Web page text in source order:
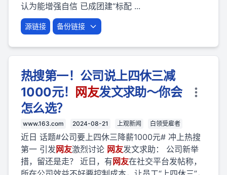
认为能增强自信 已成团建“标配 ...
源链接 备份链接
热搜第一！公司说上四休三减
1000元！
网友发文求助～你会
怎么选？
www.163.com 2024-08-21 上观新闻 白领受雇者
近日 话题#公司要上四休三降薪1000元# 冲上热搜
第一 引发 网友激烈讨论 网友发文求助： 公司新举
措，留还是走？ 近日，有 网友在社交平台发帖称，